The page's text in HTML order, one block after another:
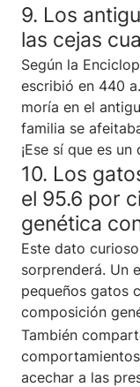
9. Los
las cejas
Según la
escribió en 440
moría en el
familia se
¡Ese sí que es
10. Los
el 95.6 por
genética
Este dato
sorprenderá. Un
pequeños gatos
composición
También
acechar a las